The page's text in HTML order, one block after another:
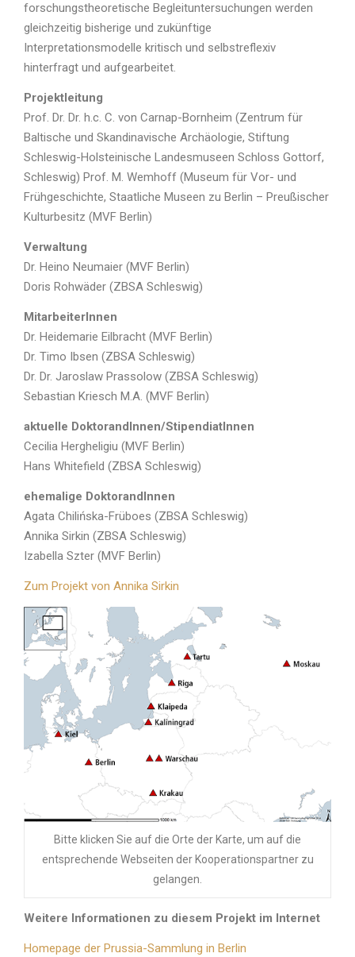
forschungstheoretische Begleituntersuchungen werden
gleichzeitig bisherige und zukünftige
Interpretationsmodelle kritisch und selbstreflexiv
hinterfragt und aufgearbeitet.
Projektleitung
Prof. Dr. Dr. h.c. C. von Carnap-Bornheim (Zentrum für
Baltische und Skandinavische Archäologie, Stiftung
Schleswig-Holsteinische Landesmuseen Schloss Gottorf,
Schleswig) Prof. M. Wemhoff (Museum für Vor- und
Frühgeschichte, Staatliche Museen zu Berlin – Preußischer
Kulturbesitz (MVF Berlin)
Verwaltung
Dr. Heino Neumaier (MVF Berlin)
Doris Rohwäder (ZBSA Schleswig)
MitarbeiterInnen
Dr. Heidemarie Eilbracht (MVF Berlin)
Dr. Timo Ibsen (ZBSA Schleswig)
Dr. Dr. Jaroslaw Prassolow (ZBSA Schleswig)
Sebastian Kriesch M.A. (MVF Berlin)
aktuelle DoktorandInnen/StipendiatInnen
Cecilia Hergheligiu (MVF Berlin)
Hans Whitefield (ZBSA Schleswig)
ehemalige DoktorandInnen
Agata Chilińska-Früboes (ZBSA Schleswig)
Annika Sirkin (ZBSA Schleswig)
Izabella Szter (MVF Berlin)
Zum Projekt von Annika Sirkin
Bitte klicken Sie auf die Orte der Karte, um auf die
entsprechende Webseiten der Kooperationspartner zu
gelangen.
Weitere Informationen zu diesem Projekt im Internet
Homepage der Prussia-Sammlung in Berlin